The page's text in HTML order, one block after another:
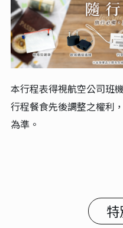
本行程表得視航空公司班
行程餐食先後調整之權利
為準。